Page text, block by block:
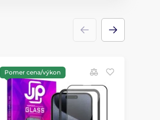
Pomer cena/výkon